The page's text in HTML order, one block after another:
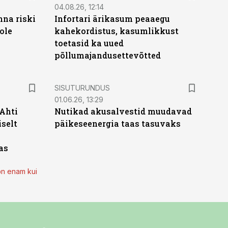
riski
04.08.26, 12:14
Infortari ärikasum peaaegu
kahekordistus, kasumlikkust
toetasid ka uued
põllumajandusettevõtted
enam kui
ST
SISUTURUNDUS
01.06.26, 13:29
Nutikad akusalvestid muudavad
päikeseenergia taas tasuvaks